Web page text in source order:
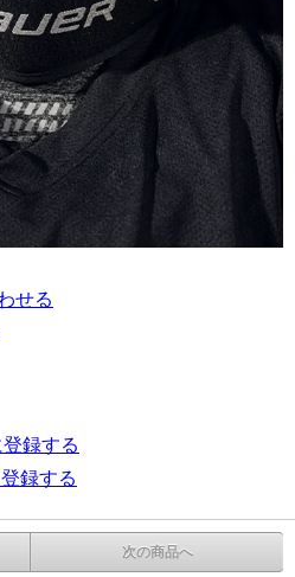
せる
録する
録する
次の商品へ